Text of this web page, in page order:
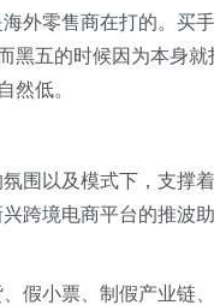
外零售商在打的。买手
黑五的时候因为本身就
然低。
围以及模式下，支撑着
跨境电商平台的推波助
假小票、制假产业链、